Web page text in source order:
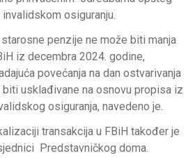
osiguranju.
penzije ne može biti manja
iz decembra 2024. godine,
povećanja na dan ostvarivanja
usklađivane na osnovu propisa iz
osiguranja, navedeno je.
transakcija u FBiH također je
Predstavničkog doma.